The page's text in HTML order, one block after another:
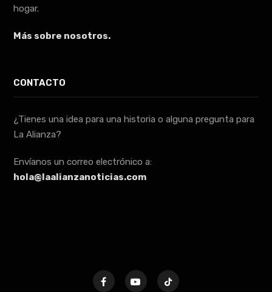
hogar.
Más sobre nosotros.
CONTACTO
¿Tienes una idea para una historia o alguna pregunta para
La Alianza?
Envíanos un correo electrónico a:
hola@laalianzanoticias.com